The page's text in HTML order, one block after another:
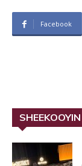
Facebook
SHEEKOOYIN